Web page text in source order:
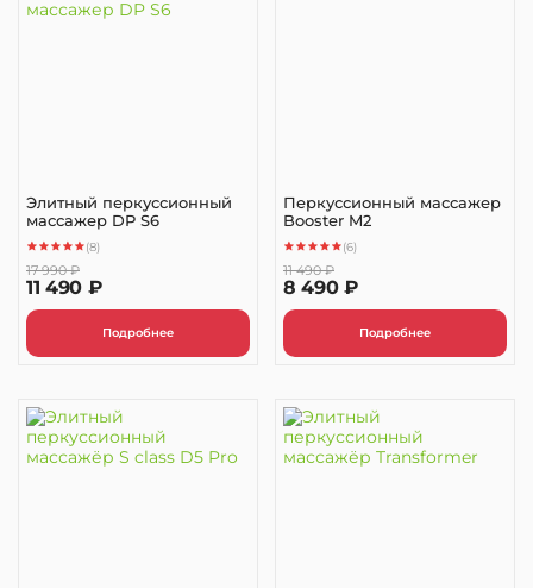
Элитный перкуссионный
массажер DP S6
(8)
17 990 ₽
11 490 ₽
Подробнее
Перкуссионный массажер
Booster M2
(6)
11 490 ₽
8 490 ₽
Подробнее